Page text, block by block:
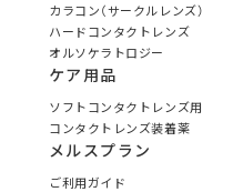
カラコン（サークルレンズ）
ハードコンタクトレンズ
オルソケラトロジー
ケア用品
ソフトコンタクトレンズ用
コンタクトレンズ装着薬
メルスプラン
ご利用ガイド